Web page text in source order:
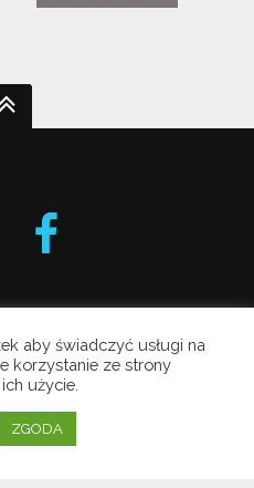
Smogowy
Rights Reserved.
aby świadczyć usługi na
korzystanie ze strony
użycie.
ZGODA